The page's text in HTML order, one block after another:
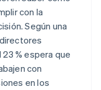
con la
Según una
% espera que
con
en los